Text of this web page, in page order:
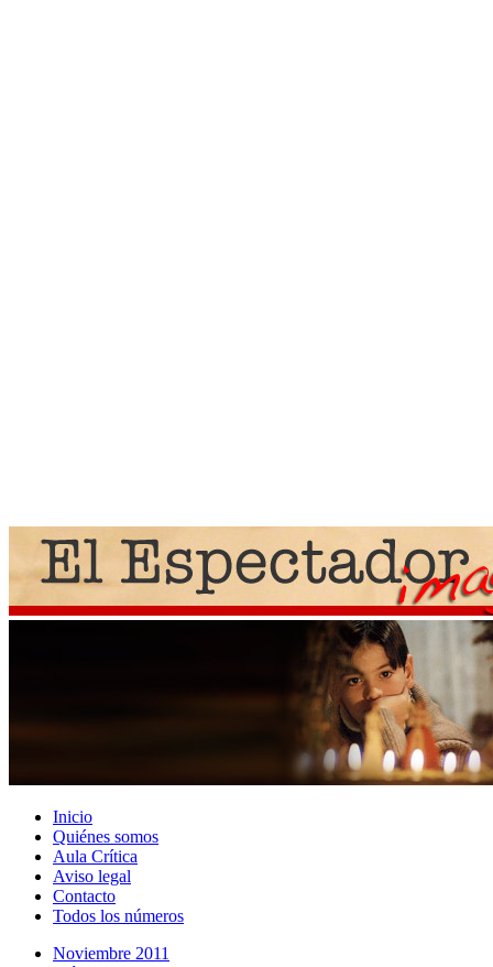
Inicio
Quiénes somos
Aula Crítica
Aviso legal
Contacto
Todos los números
Noviembre 2011